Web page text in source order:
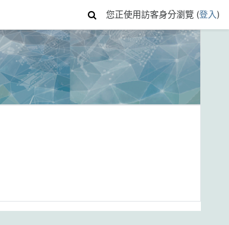
您正使用訪客身分瀏覽 (登入)